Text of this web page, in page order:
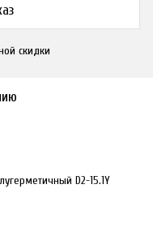
скидки
D2-15.1Y